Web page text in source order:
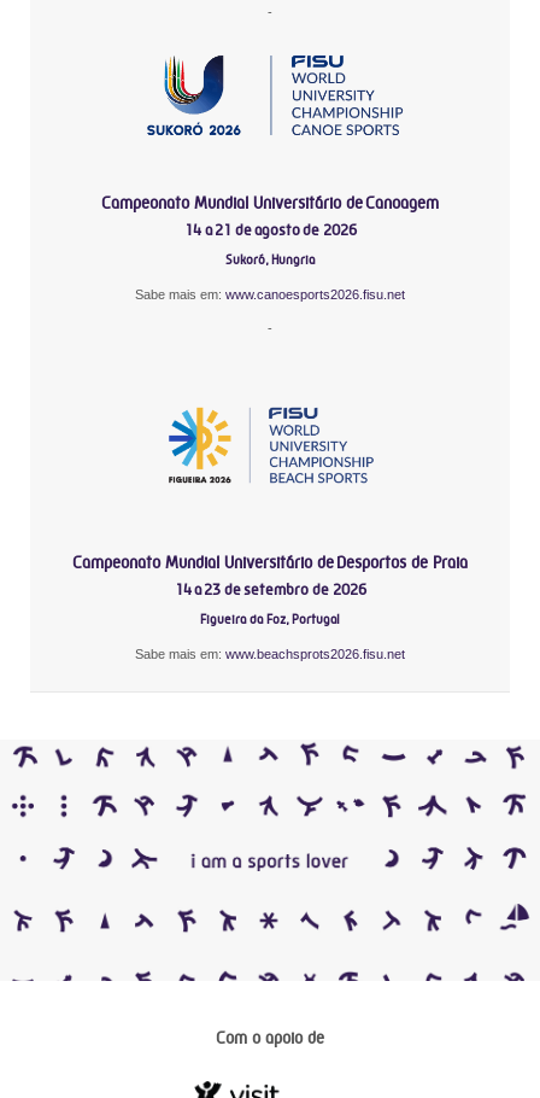
-
Campeonato Mundial Universitário de Canoagem
14 a 21 de agosto de 2026
Sukoró, Hungria
Sabe mais em: www.canoesports2026.fisu.net
-
Campeonato Mundial Universitário de Desportos de Praia
14 a 23 de setembro de 2026
Figueira da Foz, Portugal
Sabe mais em: www.beachsprots2026.fisu.net
Com o apoio de